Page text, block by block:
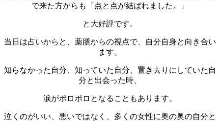
で来た方からも「点と点が結ばれました。」
と大好評です。
当日は占いからと、薬膳からの視点で、自分自身と向き合い
ます。
知らなかった自分、知っていた自分、置き去りにしていた自
分と出会った時、
涙がポロポロとなることもあります。
泣くのがいい、悪いではなく、多くの女性に奥の奥の自分と